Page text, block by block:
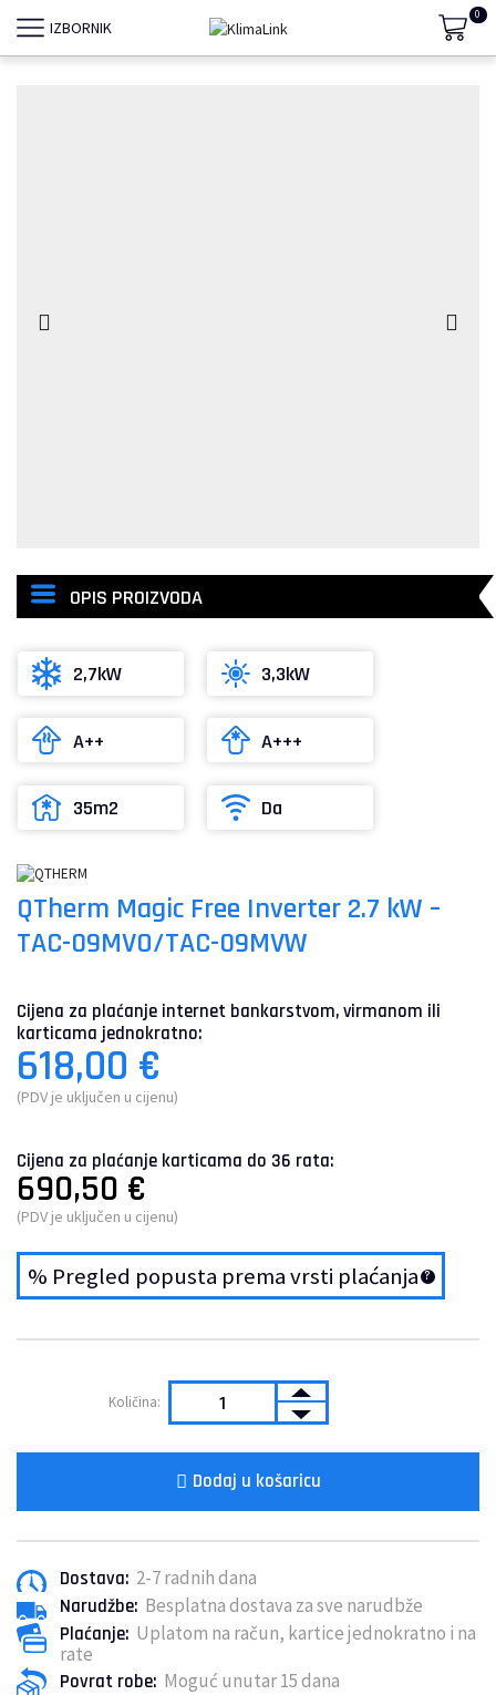
IZBORNIK
0
OPIS PROIZVODA
2,7kW 3,3kW
A++ A+++
35m2 Da
QTherm Magic Free Inverter 2.7 kW –
TAC-09MVO/TAC-09MVW
Cijena za plaćanje internet bankarstvom, virmanom ili
karticama jednokratno:
618,00 €
(PDV je uključen u cijenu)
Cijena za plaćanje karticama do 36 rata:
690,50 €
(PDV je uključen u cijenu)
% Pregled popusta prema vrsti plaćanja
Dodaj u košaricu
Dostava: 2-7 radnih dana
Narudžbe: Besplatna dostava za sve narudbže
Plaćanje: Uplatom na račun, kartice jednokratno i na
rate
Povrat robe: Moguć unutar 15 dana